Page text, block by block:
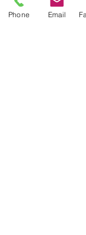
есть главповар.
Phone Email